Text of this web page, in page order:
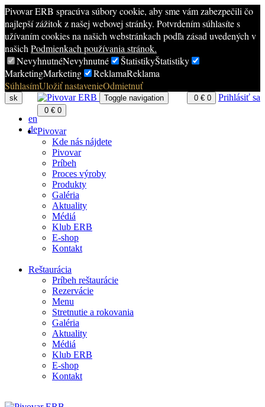
Pivovar ERB spracúva súbory cookie, aby sme vám zabezpečili čo
najlepší zážitok z našej webovej stránky. Potvrdením súhlasíte s
užívaním cookies na našich webstránkach podľa zásad uvedených v
našich Podmienkach používania stránok.
NevyhnutnéNevyhnutné ŠtatistikyŠtatistiky
MarketingMarketing ReklamaReklama
SúhlasímUložiť nastavenieOdmietnuť
sk
en
de
0 € 0 Prihlásiť sa
Toggle navigation
0 € 0
Pivovar
Kde nás nájdete
Pivovar
Príbeh
Proces výroby
Produkty
Galéria
Aktuality
Médiá
Klub ERB
E-shop
Kontakt
Reštaurácia
Príbeh reštaurácie
Rezervácie
Menu
Stretnutie a rokovania
Galéria
Aktuality
Médiá
Klub ERB
E-shop
Kontakt